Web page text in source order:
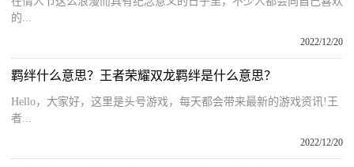
的...
2022/12/20
羁绊什么意思？王者荣耀双龙羁绊是什么意思？
Hello，大家好，这里是头号游戏，每天都会带来最新的游戏资讯!王
者...
2022/12/20